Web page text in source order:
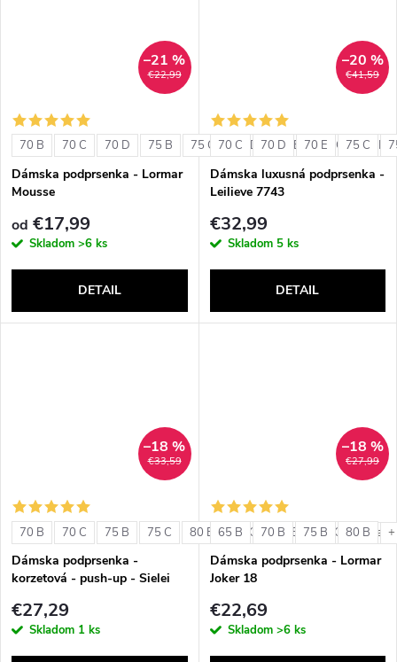
€22,99
–21 %
70 B 70 C 70 D 75 B 75 C 75 D 80 B 80 C 80 D
Dámska podprsenka - Lormar
Mousse
od €17,99
Skladom >6 ks
DETAIL
€41,59
–20 %
70 C 70 D 70 E 75 C
Dámska luxusná podprsenka -
Leilieve 7743
€32,99
Skladom 5 ks
DETAIL
€33,59
–18 %
70 B 70 C 75 B 75 C 80 B 80 C 85 B 85 C +
Dámska podprsenka -
korzetová - push-up - Sielei
€27,29
Skladom 1 ks
€27,99
–18 %
65 B 70 B 75 B 80 B
Dámska podprsenka - Lormar
Joker 18
€22,69
Skladom >6 ks